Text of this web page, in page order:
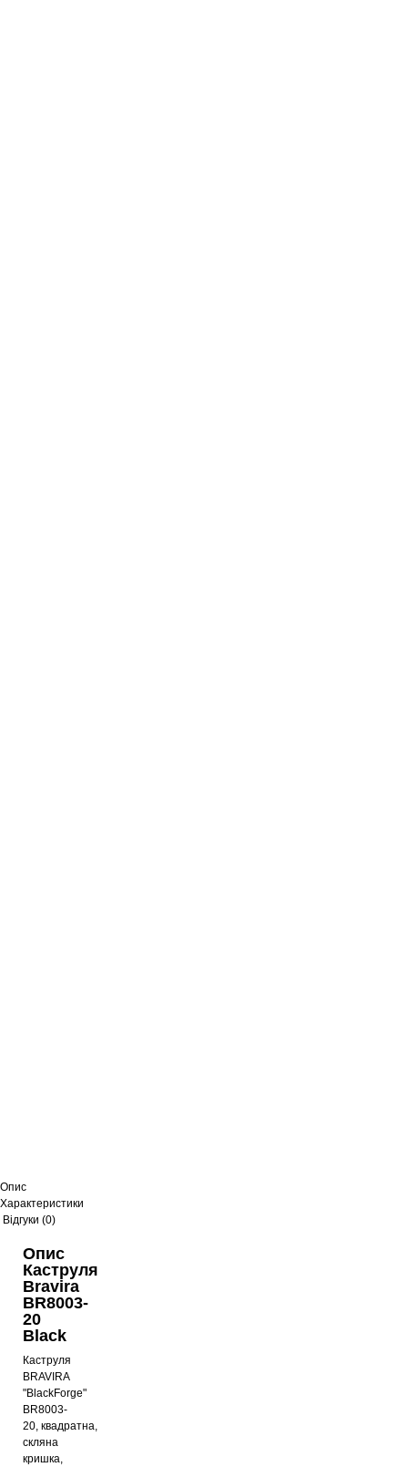
Опис
Характеристики
Відгуки (0)
Опис
Каструля
Bravira
BR8003-
20
Black
Каструля
BRAVIRA
"BlackForge"
BR8003-
20, квадратна,
скляна
кришка,